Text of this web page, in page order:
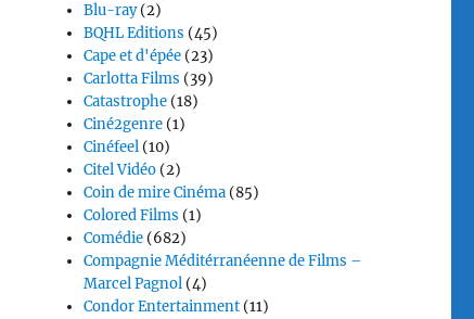
Blu-ray(2)
BQHL Editions (45)
Cape et d'épée (23)
Carlotta Films (39)
Catastrophe (18)
Ciné2genre (1)
Cinéfeel (10)
Citel Vidéo (2)
Coin de mire Cinéma (85)
Colored Films (1)
Comédie (682)
Compagnie Méditérranéenne de Films –
Marcel Pagnol (4)
Condor Entertainment (11)